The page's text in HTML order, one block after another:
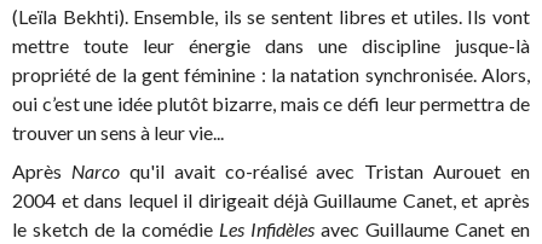
(Leïla Bekhti). Ensemble, ils se sentent libres et utiles. Ils vont
mettre toute leur énergie dans une discipline jusque-là
propriété de la gent féminine : la natation synchronisée. Alors,
oui c’est une idée plutôt bizarre, mais ce défi leur permettra de
trouver un sens à leur vie...
Après Narcoqu'il avait co-réalisé avec Tristan Aurouet en
2004 et dans lequel il dirigeait déjà Guillaume Canet, et après
le sketch de la comédie Les Infidèlesavec Guillaume Canet en